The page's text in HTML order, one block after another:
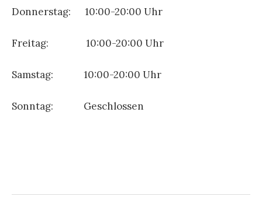
Donnerstag: 10:00-20:00 Uhr
Freitag: 10:00-20:00 Uhr
Samstag: 10:00-20:00 Uhr
Sonntag: Geschlossen